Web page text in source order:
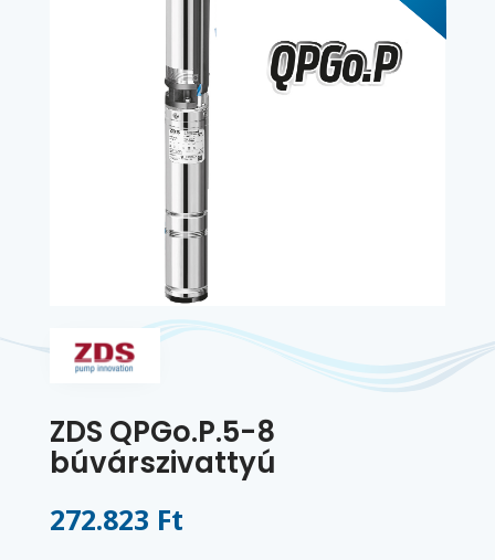
ZDS QPGo.P.5-8
búvárszivattyú
272.823 Ft